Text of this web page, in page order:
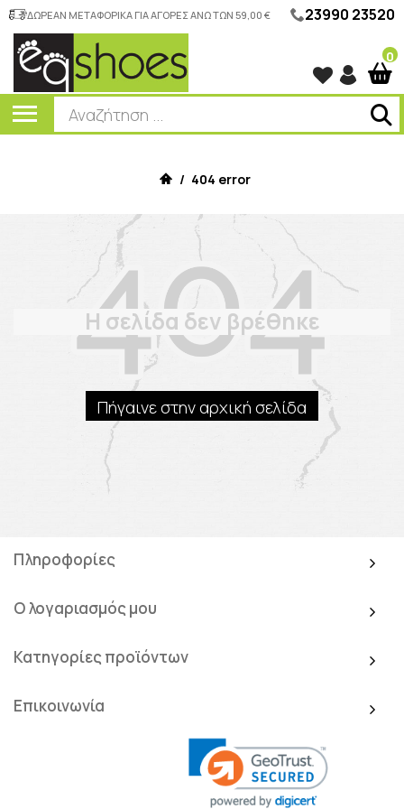
ΔΩΡΕΑΝ ΜΕΤΑΦΟΡΙΚΑ ΓΙΑ ΑΓΟΡΕΣ ΑΝΩ ΤΩΝ 59,00 € 23990 23520
0
/ 404 error
Η σελίδα δεν βρέθηκε
Πήγαινε στην αρχική σελίδα
Πληροφορίες
Ο λογαριασμός μου
Κατηγορίες προϊόντων
Επικοινωνία